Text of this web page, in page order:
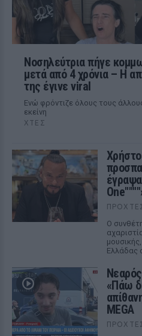
Νοσηλεύτρια πήγε
μετά από 4 χρόνια – Η
της έγινε viral
Ενώ φρόντιζε όλους τους
εκείνη
ΧΤΕΣ
Ο
Ελλάδας
«Πάω
MEGA